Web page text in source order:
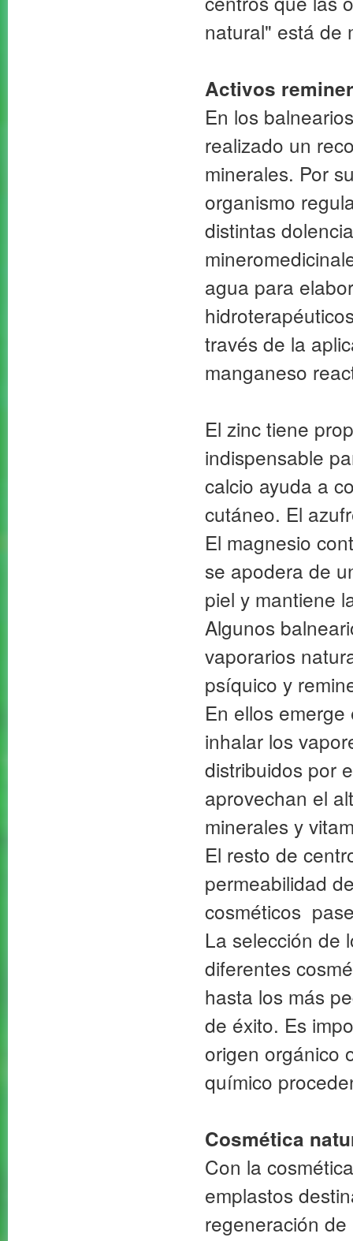
natural" está de
Activos
En los
realizado un
minerales. Por
organismo
distintas
agua para
través de la
manganeso
El zinc tiene
indispensable
calcio ayuda a
cutáneo. El
El magnesio
se apodera de
piel y mantiene
Algunos
vaporarios
psíquico y
En ellos
inhalar los
distribuidos por
aprovechan el
minerales y
El resto de
permeabilidad
cosméticos
La selección de
diferentes
hasta los más
de éxito. Es
origen orgánico
químico
Cosmética
Con la
emplastos
regeneración